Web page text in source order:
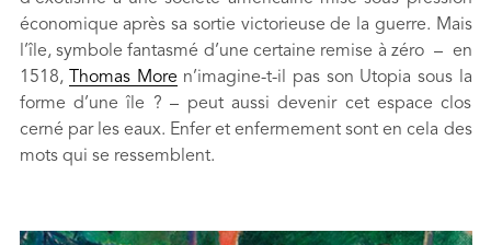
économique après sa sortie victorieuse de la guerre. Mais
l’île, symbole fantasmé d’une certaine remise à zéro – en
1518,
Thomas Moren’imagine-t-il pas son Utopia sous la
forme d’une île ? – peut aussi devenir cet espace clos
cerné par les eaux. Enfer et enfermement sont en cela des
mots qui se ressemblent.